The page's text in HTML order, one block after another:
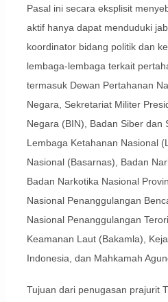
Pasal ini secara eksplisit
aktif hanya dapat menduduki
koordinator bidang politik dan
lembaga-lembaga terkait
termasuk Dewan Pertahanan
Negara, Sekretariat Militer
Negara (BIN), Badan Siber dan
Lembaga Ketahanan Nasional
Nasional (Basarnas), Badan
Badan Narkotika Nasional
Nasional Penanggulangan
Nasional Penanggulangan
Keamanan Laut (Bakamla),
Indonesia, dan Mahkamah
Tujuan dari penugasan prajurit